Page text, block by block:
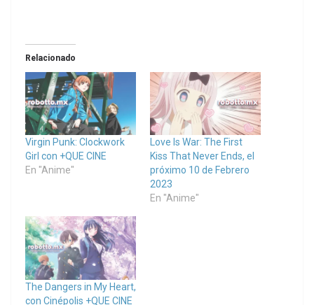
Relacionado
Virgin Punk: Clockwork
Girl con +QUE CINE
En "Anime"
Love Is War: The First
Kiss That Never Ends, el
próximo 10 de Febrero
2023
En "Anime"
The Dangers in My Heart,
con Cinépolis +QUE CINE